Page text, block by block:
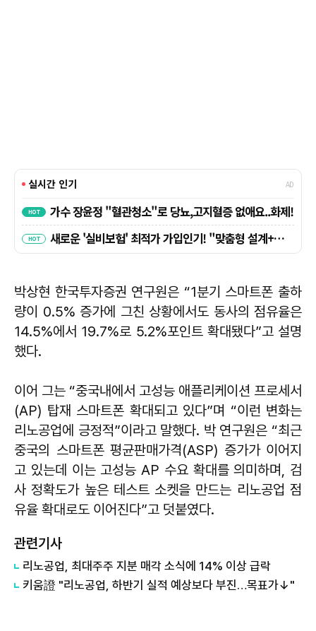
박상현 한국투자증권 연구원은 “1분기 스마트폰 출하
량이 0.5% 증가에 그친 상황에서도 동사의 점유율은
14.5%에서 19.7%로 5.2%포인트 확대됐다”고 설명
했다.
이어 그는 “중국내에서 고성능 애플리케이션 프로세서
(AP) 탑재 스마트폰 확대되고 있다”며 “이런 변화는
리노공업에 긍정적”이라고 말했다. 박 연구원은 “최근
중국의 스마트폰 평균판매가격(ASP) 증가가 이어지
고 있는데 이는 고성능 AP 수요 확대를 의미하며, 검
사 정확도가 높은 테스트 소켓을 만드는 리노공업 점
유율 확대로도 이어진다”고 덧붙였다.
관련기사
리노공업, 최대주주 지분 매각 소식에 14% 이상 급락
키움證 "리노공업, 하반기 실적 예상보다 부진…목표가↓"